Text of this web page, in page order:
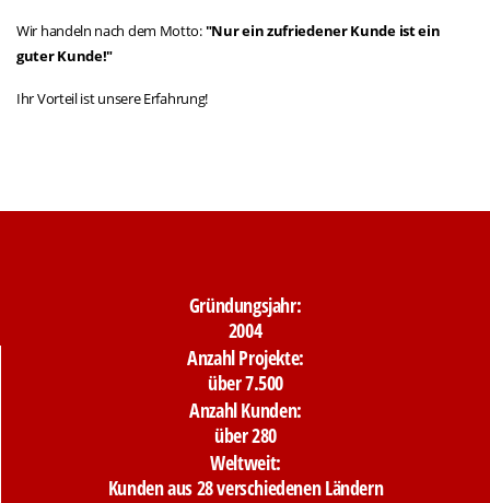
Wir handeln nach dem Motto:"Nur ein zufriedener Kunde ist ein
guter Kunde!"
Ihr Vorteil ist unsere Erfahrung!
Gründungsjahr:
2004
Anzahl Projekte:
über 7.500
Anzahl Kunden:
über 280
Weltweit:
Kunden aus 28 verschiedenen Ländern